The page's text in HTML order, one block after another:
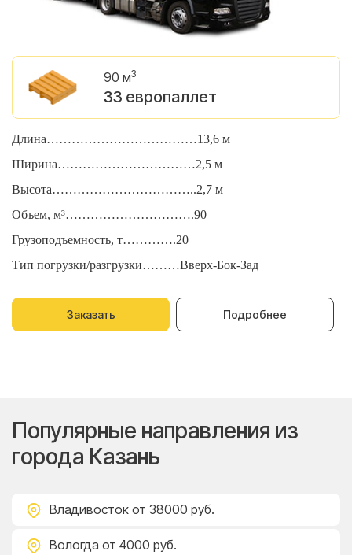
90 м3
33 европаллет
Длина………………………………13,6 м
Ширина……………………………2,5 м
Высота……………………………..2,7 м
Объем, м³………………………….90
Грузоподъемность, т………….20
Тип погрузки/разгрузки………Вверх-Бок-Зад
Заказать Подробнее
Популярные направления из
города Казань
Владивосток от 38000 руб.
Вологда от 4000 руб.